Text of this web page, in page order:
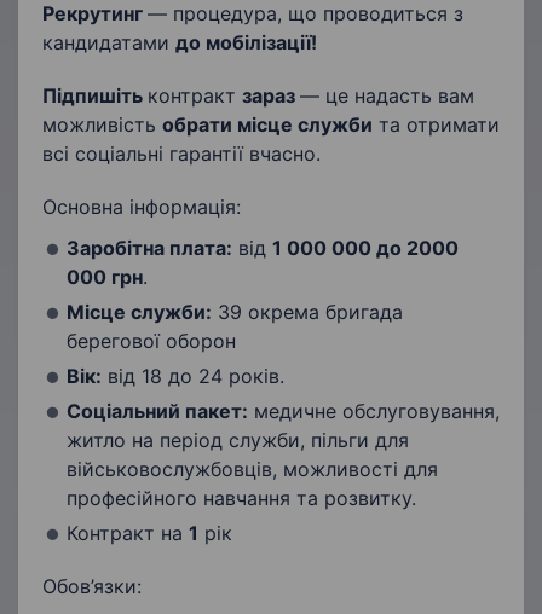
Рекрутинг — процедура, що проводиться з
кандидатами до мобілізації!
Підпишіть контракт зараз — це надасть вам
можливість обрати місце служби та отримати
всі соціальні гарантії вчасно.
Основна інформація:
Заробітна плата: від 1 000 000 до 2000
000 грн.
Місце служби: 39 окрема бригада
берегової оборон
Вік: від 18 до 24 років.
Соціальний пакет: медичне обслуговування,
житло на період служби, пільги для
військовослужбовців, можливості для
професійного навчання та розвитку.
Контракт на 1 рік
Обов’язки: